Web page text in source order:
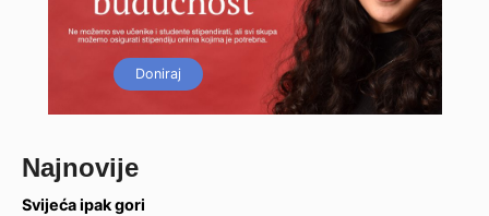
Doniraj
Najnovije
Svijeća ipak gori